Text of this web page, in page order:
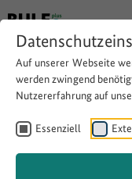
Auf unserer Webseite
werden zwingend
Nutzererfahrung auf
Essenziell
Nationen"